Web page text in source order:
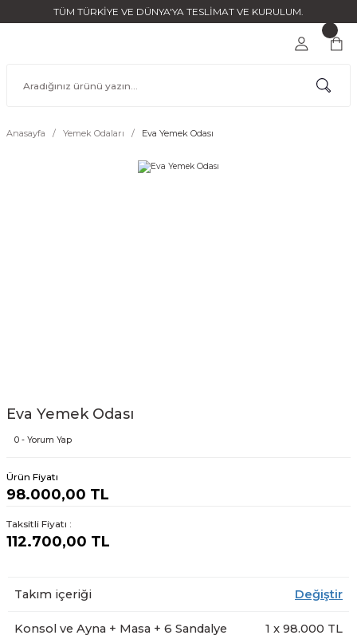
TÜM TÜRKİYE VE DÜNYA'YA TESLİMAT VE KURULUM.
Anasayfa Yemek Odaları Eva Yemek Odası
Eva Yemek Odası
0 - Yorum Yap
Ürün Fiyatı
98.000,00 TL
Taksitli Fiyatı :
112.700,00 TL
Takım içeriği Değiştir
Konsol ve Ayna + Masa + 6 Sandalye 1 x 98.000 TL